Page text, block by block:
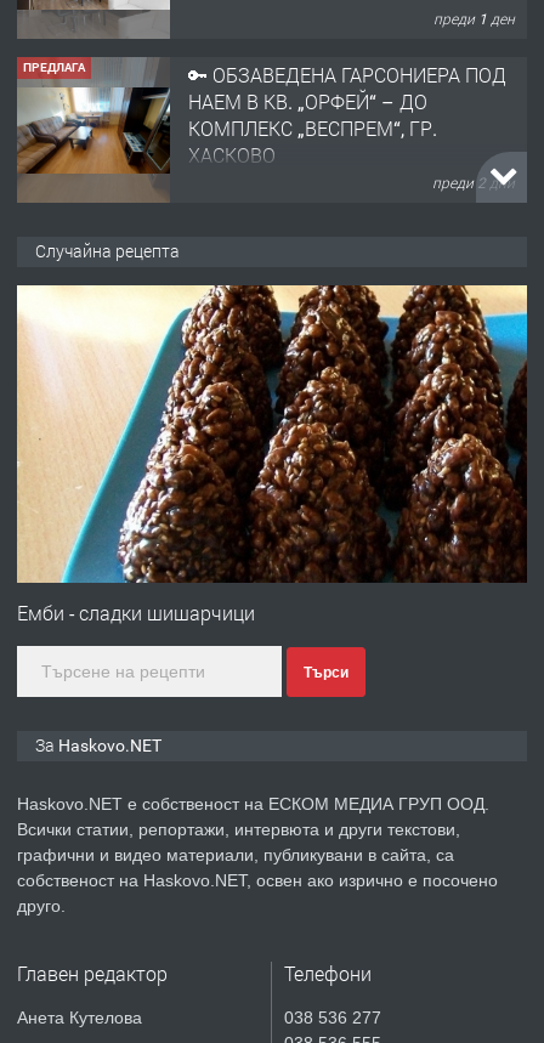
преди 1 ден
ПРЕДЛАГА
🔑 ОБЗАВЕДЕНА ГАРСОНИЕРА ПОД
НАЕМ В КВ. „ОРФЕЙ“ – ДО
КОМПЛЕКС „ВЕСПРЕМ“, ГР.
ХАСКОВО
преди 2 дни
АПАРТАМЕНТ В ЦЕНТЪРА НА ГР.
ХАСКОВО
преди 3 дни
Давам гараж под наем
преди 3 дни
ПРЕДЛАГА
№4120 Магазин/Офис под наем в
до градската градина!
преди 4 дни
ПРЕДЛАГА
Продавам парцел в гр. Хасково кв.
Случайна рецепта
Емби - сладки шишарчици
Търси
За Haskovo.NET
Haskovo.NET е собственост на ЕСКОМ МЕДИА ГРУП ООД.
Всички статии, репортажи, интервюта и други текстови,
графични и видео материали, публикувани в сайта, са
собственост на Haskovo.NET, освен ако изрично е посочено
друго.
Главен редактор
Анета Кутелова
Телефони
038 536 277